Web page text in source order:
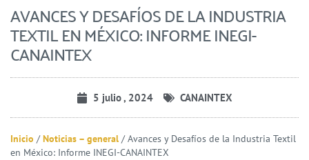
AVANCES Y DESAFÍOS DE LA INDUSTRIA
TEXTIL EN MÉXICO: INFORME INEGI-
CANAINTEX
5 julio , 2024 CANAINTEX
Inicio /Noticias – general /Avances y Desafíos de la Industria Textil
en México: Informe INEGI-CANAINTEX